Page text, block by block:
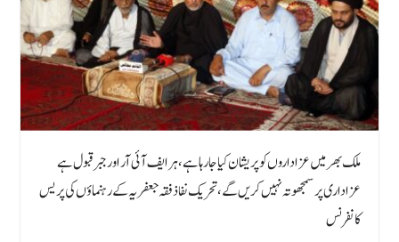
ملک بھر میں عزاداروں کو پریشان کیا جارہا ہے،ہر ایف آئی آر اور جبر قبول ہے
عزاداری پر سمجھوتہ نہیں کریں گے، تحریک نفاذ فقہ جعفریہ کے رہنماؤں کی پریس
کانفرنس